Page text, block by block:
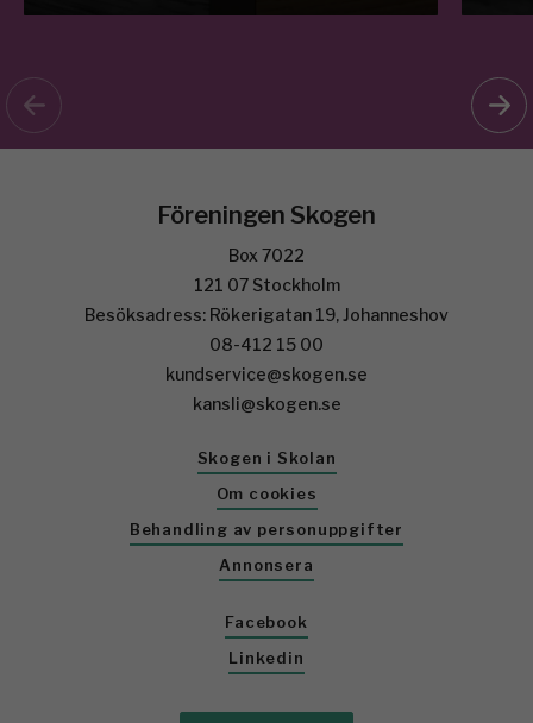
Föreningen Skogen
Box 7022
121 07 Stockholm
Besöksadress: Rökerigatan 19, Johanneshov
08-412 15 00
kundservice@skogen.se
kansli@skogen.se
Skogen i Skolan
Om cookies
Behandling av personuppgifter
Annonsera
Facebook
Linkedin